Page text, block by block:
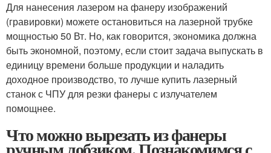
Для нанесения лазером на фанеру изображений
(гравировки) можете остановиться на лазерной трубке
мощностью 50 Вт. Но, как говорится, экономика должна
быть экономной, поэтому, если стоит задача выпускать в
единицу времени больше продукции и наладить
доходное производство, то лучше купить лазерный
станок с ЧПУ для резки фанеры с излучателем
помощнее.
Что можно вырезать из фанеры